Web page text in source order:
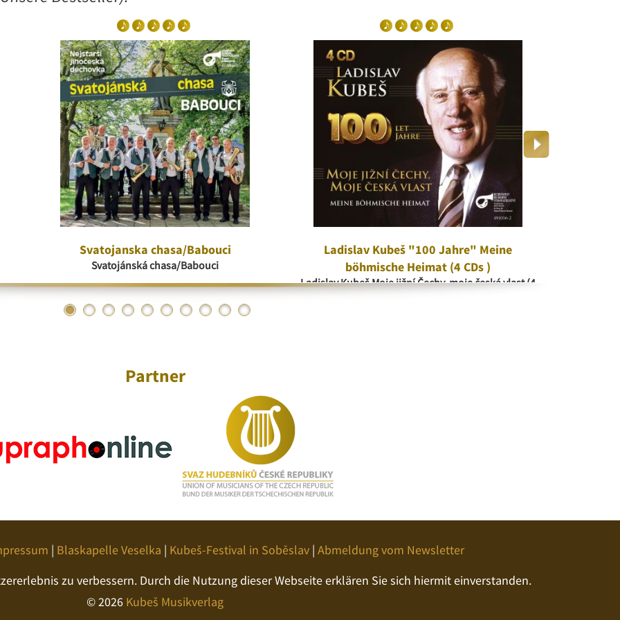
Svatojanska chasa/Babouci
Svatojánská chasa/Babouci
Ladislav Kubeš "100 Jahre" Meine
böhmische Heimat (4 CDs )
Ladislav Kubeš Moje jižní Čechy, moje česká vlast (4
Partner
| Blaskapelle Veselka | Kubeš-Festival in Soběslav | Abmeldung vom Newsletter
zu verbessern. Durch die Nutzung dieser Webseite erklären Sie sich hiermit einverstanden.
© 2026 Kubeš Musikverlag